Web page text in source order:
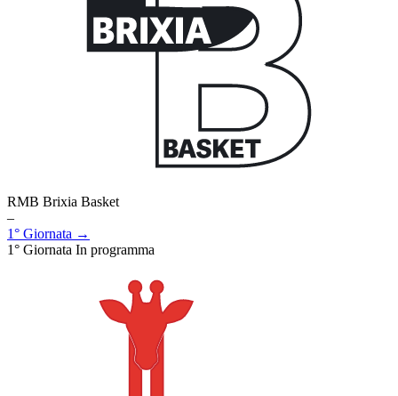
RMB Brixia Basket
–
1° Giornata →
1° Giornata In programma